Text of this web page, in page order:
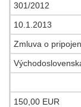
301/2012
10.1.2013
Zmluva o
150,00 EUR